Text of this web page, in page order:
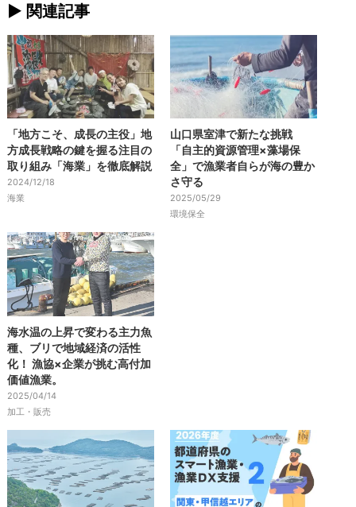
► 関連記事
「地方こそ、成長の主役」地
方成長戦略の鍵を握る注目の
取り組み「海業」を徹底解説
2024/12/18
海業
山口県室津で新たな挑戦
「自主的資源管理×藻場保
全」で漁業者自らが海の豊か
さ守る
2025/05/29
環境保全
海水温の上昇で変わる主力魚
種、ブリで地域経済の活性
化！ 漁協×企業が挑む高付加
価値漁業。
2025/04/14
加工・販売